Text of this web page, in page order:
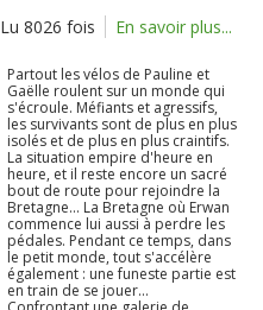
Lu 8026 fois
En savoir plus...
Partout les vélos de Pauline et
Gaëlle roulent sur un monde qui
s'écroule. Méfiants et agressifs,
les survivants sont de plus en plus
isolés et de plus en plus craintifs.
La situation empire d'heure en
heure, et il reste encore un sacré
bout de route pour rejoindre la
Bretagne... La Bretagne où Erwan
commence lui aussi à perdre les
pédales. Pendant ce temps, dans
le petit monde, tout s'accélère
également : une funeste partie est
en train de se jouer...